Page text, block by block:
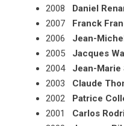
2008 Daniel
2007 Franck
2006 Jean-
2005 Jacques
2004 Jean-Marie
2003 Claude
2002 Patrice
2001 Carlos